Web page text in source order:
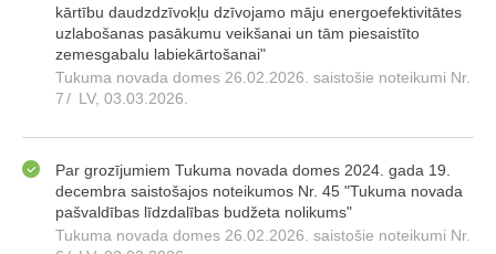
kārtību daudzdzīvokļu dzīvojamo māju energoefektivitātes
uzlabošanas pasākumu veikšanai un tām piesaistīto
zemesgabalu labiekārtošanai"
Tukuma novada domes 26.02.2026. saistošie noteikumi Nr.
7/ LV, 03.03.2026.
Par grozījumiem Tukuma novada domes 2024. gada 19.
decembra saistošajos noteikumos Nr. 45 "Tukuma novada
pašvaldības līdzdalības budžeta nolikums"
Tukuma novada domes 26.02.2026. saistošie noteikumi Nr.